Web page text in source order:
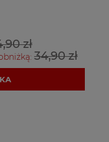
zł
34,90 zł